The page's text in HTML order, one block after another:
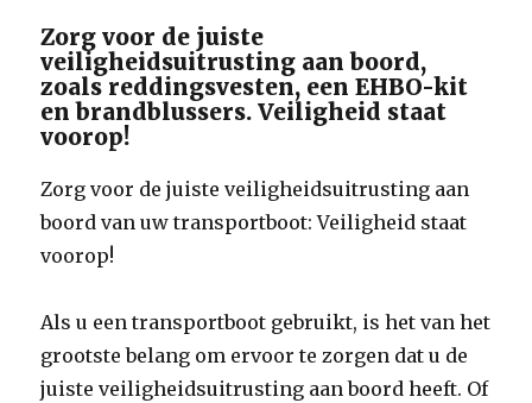
Zorg voor de juiste
veiligheidsuitrusting aan boord,
zoals reddingsvesten, een EHBO-kit
en brandblussers. Veiligheid staat
voorop!
Zorg voor de juiste veiligheidsuitrusting aan
boord van uw transportboot: Veiligheid staat
voorop!
Als u een transportboot gebruikt, is het van het
grootste belang om ervoor te zorgen dat u de
juiste veiligheidsuitrusting aan boord heeft. Of